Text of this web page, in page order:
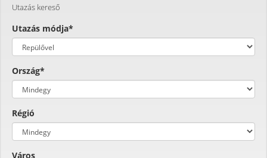
Utazás kereső
Utazás módja*
Ország*
Régió
Város